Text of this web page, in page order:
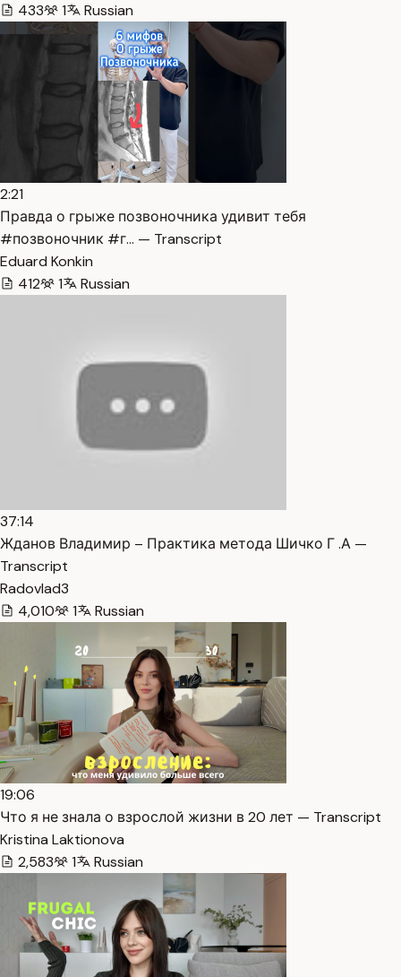
433
1 Russian
2:21
Правда о грыже позвоночника удивит тебя
#позвоночник #г… — Transcript
Eduard Konkin
412
1 Russian
37:14
Жданов Владимир – Практика метода Шичко Г .А —
Transcript
Radovlad3
4,010
1 Russian
19:06
Что я не знала о взрослой жизни в 20 лет — Transcript
Kristina Laktionova
2,583
1 Russian